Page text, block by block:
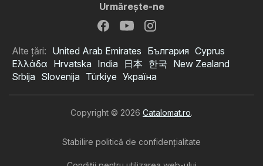
Urmăreşte-ne
Alte țări: United Arab Emirates България Cyprus
Ελλάδα Hrvatska India 日本 한국 New Zealand
Srbija Slovenija Türkiye Україна
Copyright © 2026 Catalomat.ro.
Stabilire politică de confidenţialitate